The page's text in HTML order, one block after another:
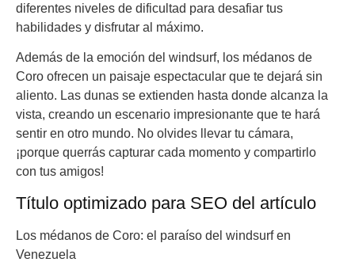
diferentes niveles de dificultad para desafiar tus
habilidades y disfrutar al máximo.
Además de la emoción del windsurf, los médanos de
Coro ofrecen un paisaje espectacular que te dejará sin
aliento. Las dunas se extienden hasta donde alcanza la
vista, creando un escenario impresionante que te hará
sentir en otro mundo. No olvides llevar tu cámara,
¡porque querrás capturar cada momento y compartirlo
con tus amigos!
Título optimizado para SEO del artículo
Los médanos de Coro: el paraíso del windsurf en
Venezuela